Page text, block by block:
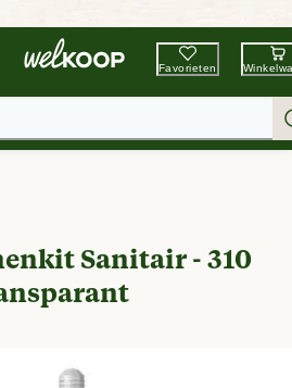
WinkelketenTuin & Dier
Favorieten
Sanitair - 310